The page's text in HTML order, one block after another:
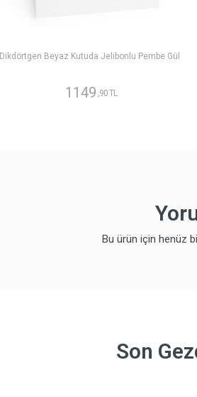
Dikdörtgen Beyaz Kutuda Jelibonlu Pembe Gül
1149 ,90 TL
Bu ürün için henüz
Son